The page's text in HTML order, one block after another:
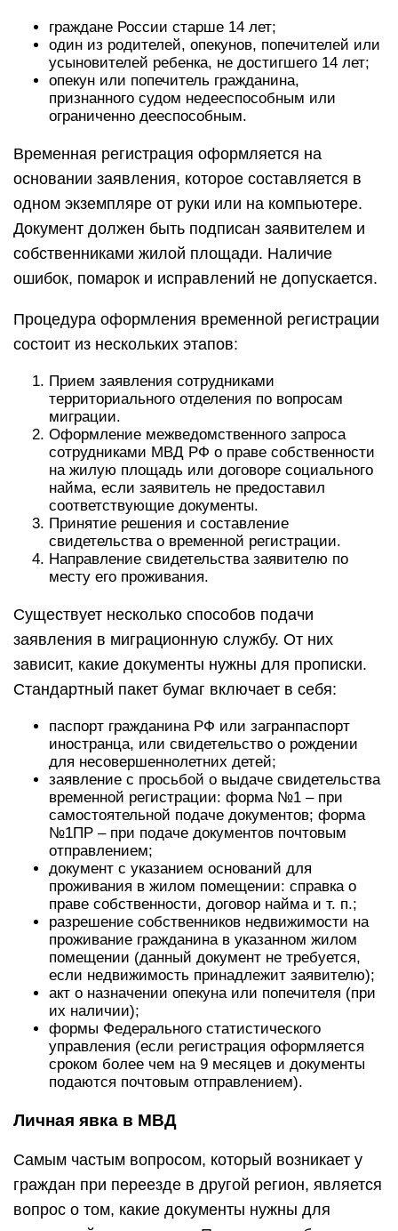
граждане России старше 14 лет;
один из родителей, опекунов, попечителей или
усыновителей ребенка, не достигшего 14 лет;
опекун или попечитель гражданина,
признанного судом недееспособным или
ограниченно дееспособным.
Временная регистрация оформляется на
основании заявления, которое составляется в
одном экземпляре от руки или на компьютере.
Документ должен быть подписан заявителем и
собственниками жилой площади. Наличие
ошибок, помарок и исправлений не допускается.
Процедура оформления временной регистрации
состоит из нескольких этапов:
Прием заявления сотрудниками
территориального отделения по вопросам
миграции.
Оформление межведомственного запроса
сотрудниками МВД РФ о праве собственности
на жилую площадь или договоре социального
найма, если заявитель не предоставил
соответствующие документы.
Принятие решения и составление
свидетельства о временной регистрации.
Направление свидетельства заявителю по
месту его проживания.
Существует несколько способов подачи
заявления в миграционную службу. От них
зависит, какие документы нужны для прописки.
Стандартный пакет бумаг включает в себя:
паспорт гражданина РФ или загранпаспорт
иностранца, или свидетельство о рождении
для несовершеннолетних детей;
заявление с просьбой о выдаче свидетельства
временной регистрации: форма №1 – при
самостоятельной подаче документов; форма
№1ПР – при подаче документов почтовым
отправлением;
документ с указанием оснований для
проживания в жилом помещении: справка о
праве собственности, договор найма и т. п.;
разрешение собственников недвижимости на
проживание гражданина в указанном жилом
помещении (данный документ не требуется,
если недвижимость принадлежит заявителю);
акт о назначении опекуна или попечителя (при
их наличии);
формы Федерального статистического
управления (если регистрация оформляется
сроком более чем на 9 месяцев и документы
подаются почтовым отправлением).
Личная явка в МВД
Самым частым вопросом, который возникает у
граждан при переезде в другой регион, является
вопрос о том, какие документы нужны для